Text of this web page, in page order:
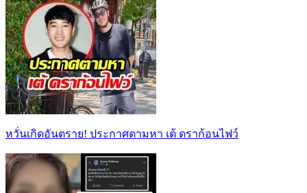
หวั่นเกิดอันตราย! ประกาศตามหา เต้ ดราก้อนไฟว์